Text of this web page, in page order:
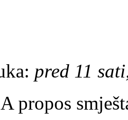
pred 11
propos